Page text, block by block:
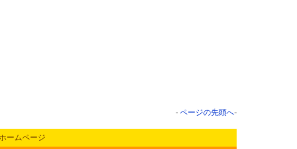
- ページの先頭へ-
ームページ